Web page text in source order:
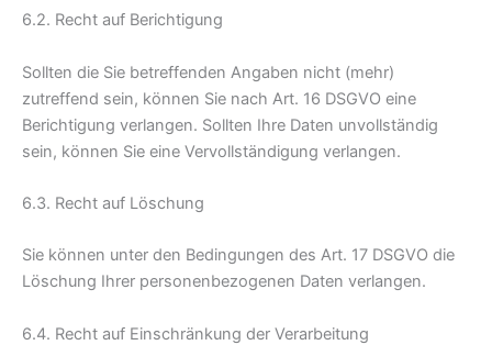
6.2. Recht auf Berichtigung
Sollten die Sie betreffenden Angaben nicht (mehr)
zutreffend sein, können Sie nach Art. 16 DSGVO eine
Berichtigung verlangen. Sollten Ihre Daten unvollständig
sein, können Sie eine Vervollständigung verlangen.
6.3. Recht auf Löschung
Sie können unter den Bedingungen des Art. 17 DSGVO die
Löschung Ihrer personenbezogenen Daten verlangen.
6.4. Recht auf Einschränkung der Verarbeitung